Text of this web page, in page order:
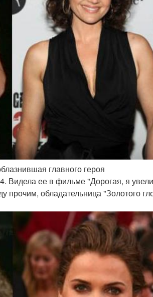
главного героя
Видела ее в фильме "Дорогая, я
обладательница "Золотого